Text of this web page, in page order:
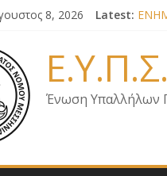
8, 2026 Latest:
Ένωση Υπαλλήλων